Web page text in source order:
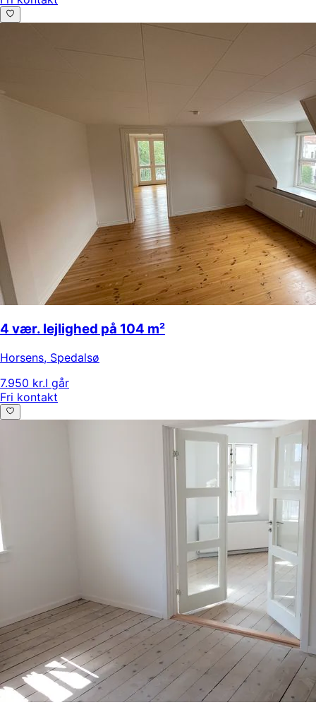
4 vær. lejlighed på 104 m²
Horsens, Spedalsø
7.950 kr.I går
Fri kontakt